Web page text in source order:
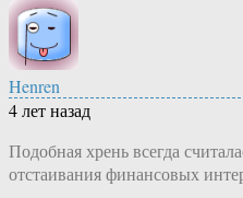
Henren
4 лет назад
Подобная хрень всегда
отстаивания финансовых